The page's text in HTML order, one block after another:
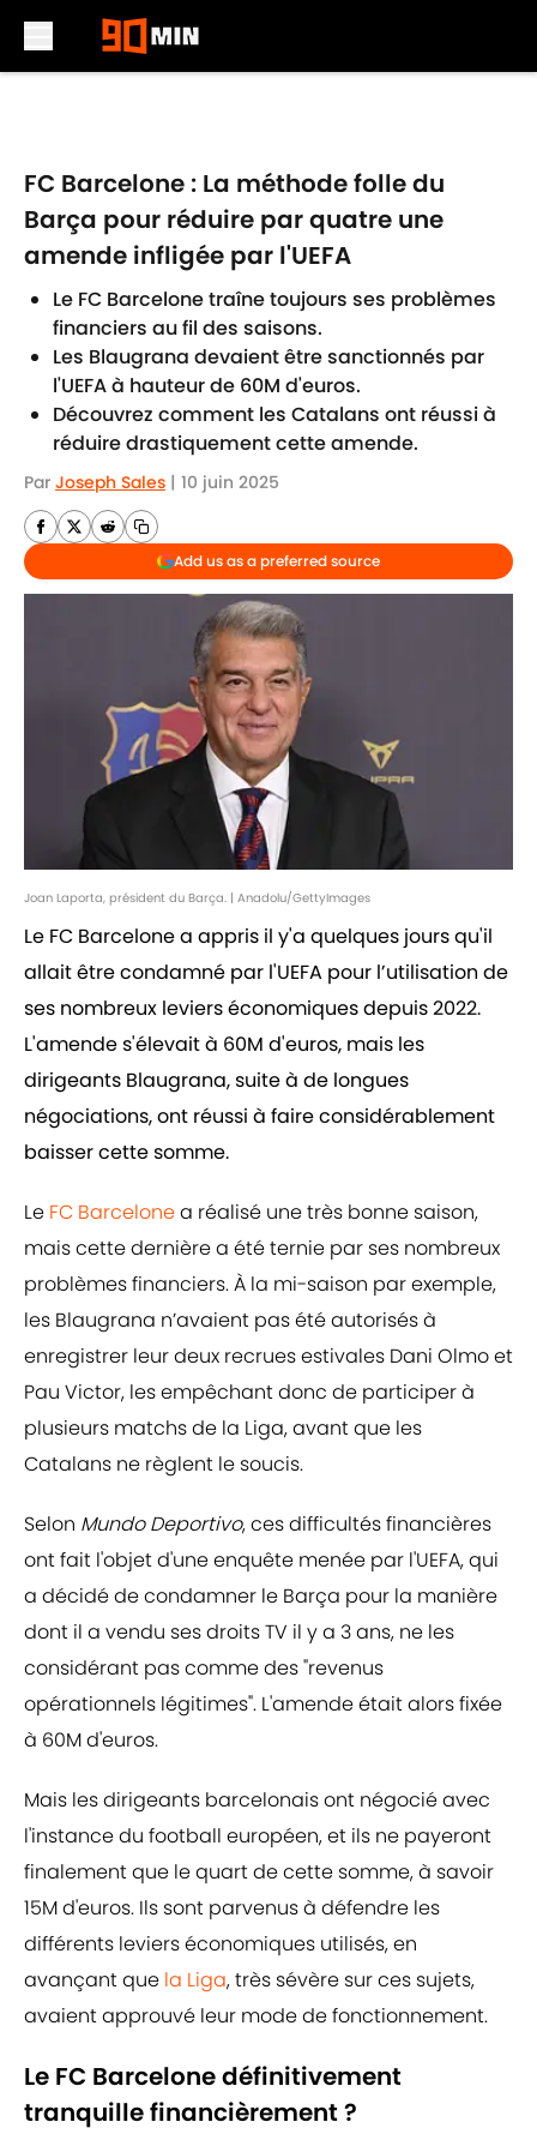
FC Barcelone : La méthode folle du
Barça pour réduire par quatre une
amende infligée par l'UEFA
Le FC Barcelone traîne toujours ses problèmes
financiers au fil des saisons.
Les Blaugrana devaient être sanctionnés par
l'UEFA à hauteur de 60M d'euros.
Découvrez comment les Catalans ont réussi à
réduire drastiquement cette amende.
Par Joseph Sales | 10 juin 2025
Add us as a preferred source
Joan Laporta, président du Barça. | Anadolu/GettyImages
Le FC Barcelone a appris il y'a quelques jours qu'il
allait être condamné par l'UEFA pour l’utilisation de
ses nombreux leviers économiques depuis 2022.
L'amende s'élevait à 60M d'euros, mais les
dirigeants Blaugrana, suite à de longues
négociations, ont réussi à faire considérablement
baisser cette somme.
Le FC Barcelonea réalisé une très bonne saison,
mais cette dernière a été ternie par ses nombreux
problèmes financiers. À la mi-saison par exemple,
les Blaugrana n’avaient pas été autorisés à
enregistrer leur deux recrues estivales Dani Olmo et
Pau Victor, les empêchant donc de participer à
plusieurs matchs de la Liga, avant que les
Catalans ne règlent le soucis.
Selon Mundo Deportivo, ces difficultés financières
ont fait l'objet d'une enquête menée par l'UEFA, qui
a décidé de condamner le Barça pour la manière
dont il a vendu ses droits TV il y a 3 ans, ne les
considérant pas comme des "revenus
opérationnels légitimes". L'amende était alors fixée
à 60M d'euros.
Mais les dirigeants barcelonais ont négocié avec
l'instance du football européen, et ils ne payeront
finalement que le quart de cette somme, à savoir
15M d'euros. Ils sont parvenus à défendre les
différents leviers économiques utilisés, en
avançant que la Liga, très sévère sur ces sujets,
avaient approuvé leur mode de fonctionnement.
Le FC Barcelone définitivement
tranquille financièrement ?